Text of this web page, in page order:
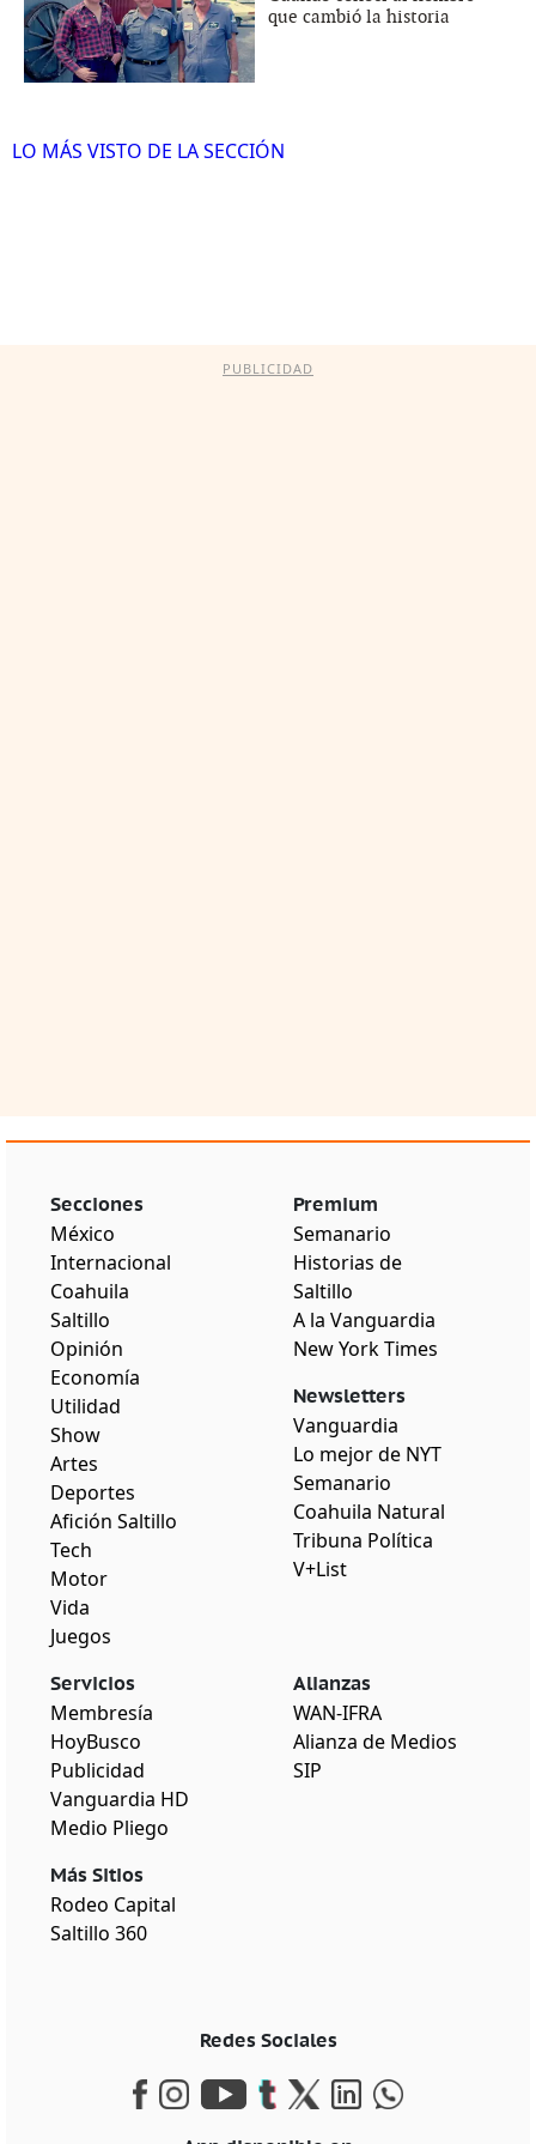
que cambió la historia
LO MÁS VISTO DE LA SECCIÓN
PUBLICIDAD
Secciones
México
Internacional
Coahuila
Saltillo
Opinión
Economía
Utilidad
Show
Artes
Deportes
Afición Saltillo
Tech
Motor
Vida
Juegos
Premium
Semanario
Historias de
Saltillo
A la Vanguardia
New York Times
Newsletters
Vanguardia
Lo mejor de NYT
Semanario
Coahuila Natural
Tribuna Política
V+List
Servicios
Membresía
HoyBusco
Publicidad
Vanguardia HD
Medio Pliego
Más Sitios
Rodeo Capital
Saltillo 360
Alianzas
WAN-IFRA
Alianza de Medios
SIP
Redes Sociales